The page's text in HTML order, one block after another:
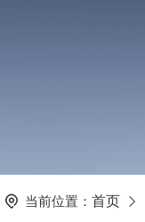
当前位置： 首页